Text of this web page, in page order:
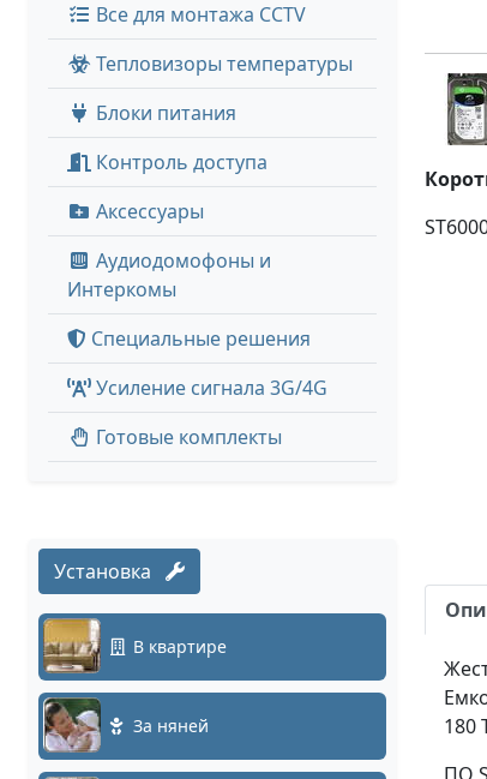
Все для монтажа CCTV
Тепловизоры температуры
Блоки питания
Контроль доступа
Аксессуары
Аудиодомофоны и
Интеркомы
Специальные решения
Усиление сигнала 3G/4G
Готовые комплекты
Установка
В квартире
За няней
180